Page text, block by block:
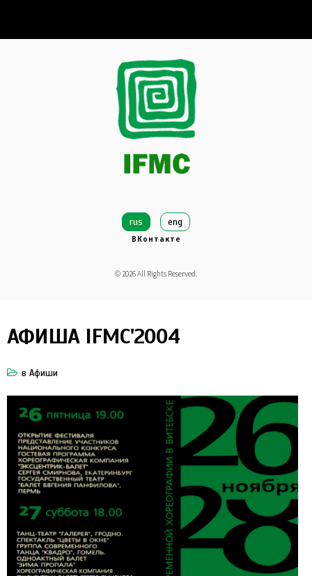
rus eng
ВКонтакте
© 2026All Rights Reserved.
АФИША IFMC'2004
в Афиши